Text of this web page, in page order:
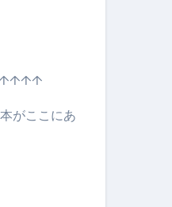
資産
がここにあ